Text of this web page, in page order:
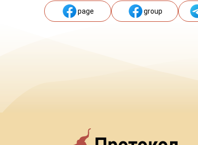
page group